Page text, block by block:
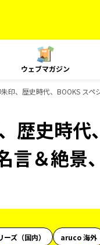
ウェブマガジン
印、歴史時代、BOOKS ス
歴史時代
言＆絶
ズ（国内） aruco 海外